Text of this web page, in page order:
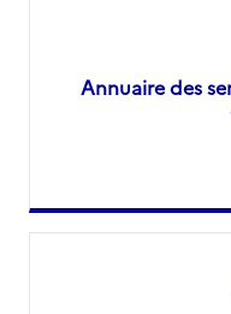
Annuaire des